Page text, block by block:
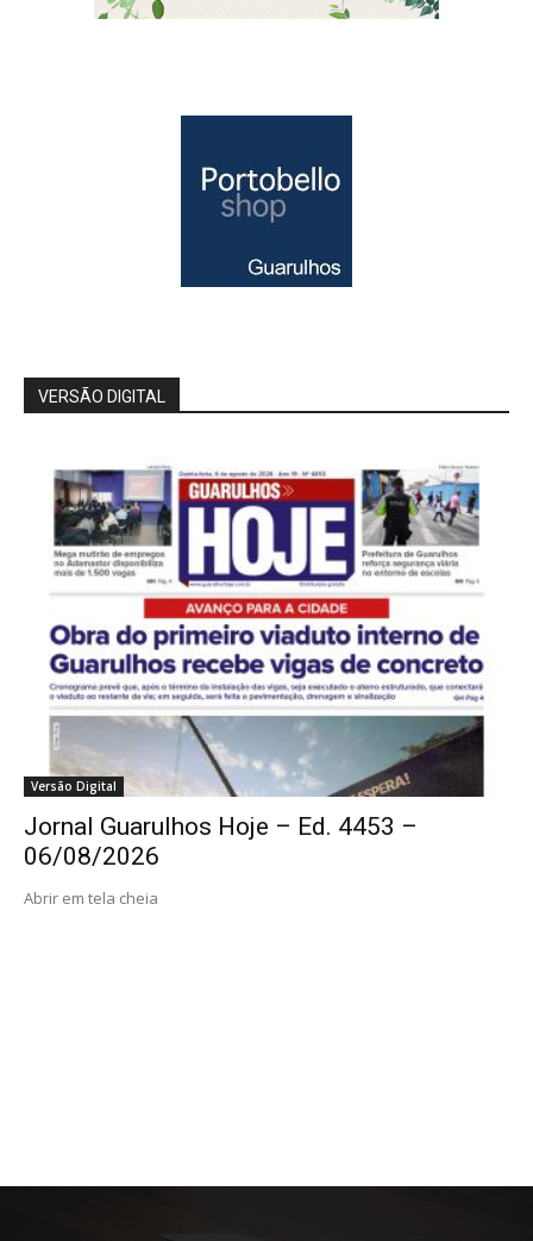
VERSÃO DIGITAL
Versão Digital
Jornal Guarulhos Hoje – Ed. 4453 –
06/08/2026
Abrir em tela cheia